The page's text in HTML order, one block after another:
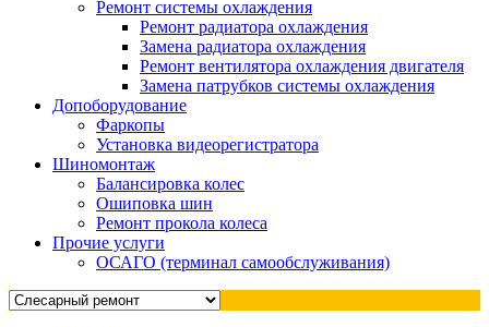
Ремонт системы охлаждения
Ремонт радиатора охлаждения
Замена радиатора охлаждения
Ремонт вентилятора охлаждения двигателя
Замена патрубков системы охлаждения
Допоборудование
Фаркопы
Установка видеорегистратора
Шиномонтаж
Балансировка колес
Ошиповка шин
Ремонт прокола колеса
Прочие услуги
ОСАГО (терминал самообслуживания)